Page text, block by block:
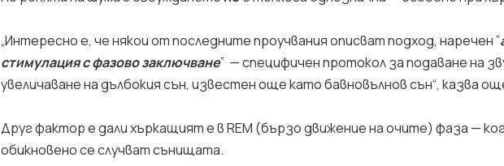
„Интересно е, че някои от последните проучвания описват подход, наречен ”
стимулация с фазово заключване” — специфичен протокол за подаване на
увеличаване на дълбокия сън, известен още като бавновълнов сън“, казва
Друг фактор е дали хъркащият е в REM (бързо движение на очите) фаза —
обикновено се случват сънищата.